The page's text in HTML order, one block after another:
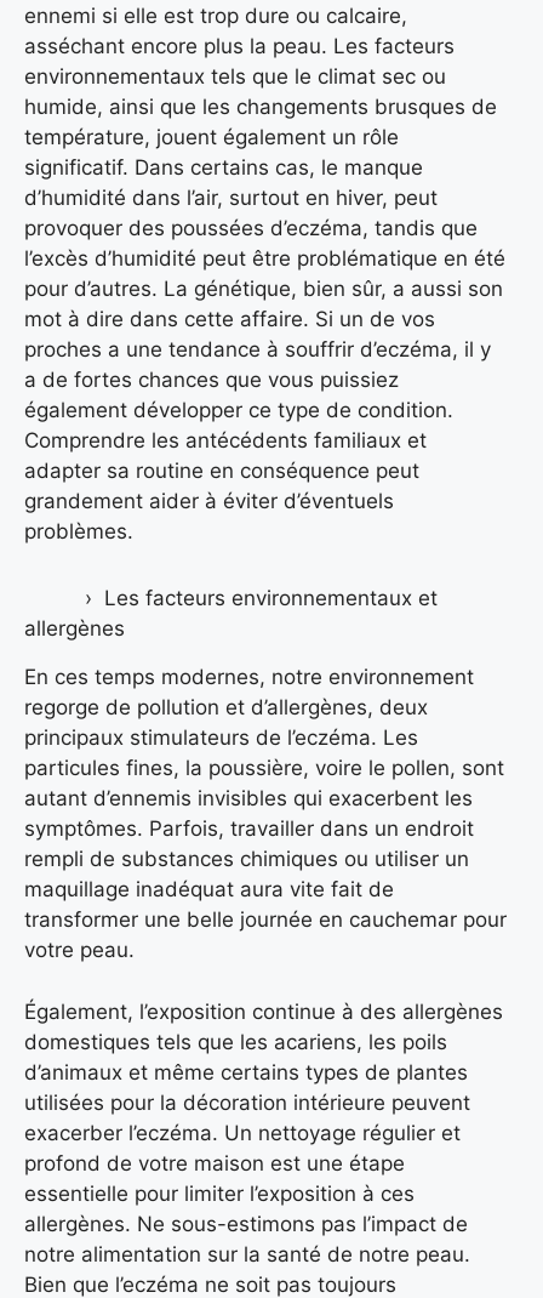
ennemi si elle est trop dure ou calcaire,
asséchant encore plus la peau. Les facteurs
environnementaux tels que le climat sec ou
humide, ainsi que les changements brusques de
température, jouent également un rôle
significatif. Dans certains cas, le manque
d’humidité dans l’air, surtout en hiver, peut
provoquer des poussées d’eczéma, tandis que
l’excès d’humidité peut être problématique en été
pour d’autres. La génétique, bien sûr, a aussi son
mot à dire dans cette affaire. Si un de vos
proches a une tendance à souffrir d’eczéma, il y
a de fortes chances que vous puissiez
également développer ce type de condition.
Comprendre les antécédents familiaux et
adapter sa routine en conséquence peut
grandement aider à éviter d’éventuels
problèmes.
Les facteurs environnementaux et
allergènes
En ces temps modernes, notre environnement
regorge de pollution et d’allergènes, deux
principaux stimulateurs de l’eczéma. Les
particules fines, la poussière, voire le pollen, sont
autant d’ennemis invisibles qui exacerbent les
symptômes. Parfois, travailler dans un endroit
rempli de substances chimiques ou utiliser un
maquillage inadéquat aura vite fait de
transformer une belle journée en cauchemar pour
votre peau.
Également, l’exposition continue à des allergènes
domestiques tels que les acariens, les poils
d’animaux et même certains types de plantes
utilisées pour la décoration intérieure peuvent
exacerber l’eczéma. Un nettoyage régulier et
profond de votre maison est une étape
essentielle pour limiter l’exposition à ces
allergènes. Ne sous-estimons pas l’impact de
notre alimentation sur la santé de notre peau.
Bien que l’eczéma ne soit pas toujours